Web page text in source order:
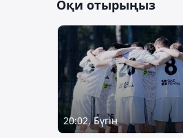
Оқи отырыңыз
20:02, Бүгін